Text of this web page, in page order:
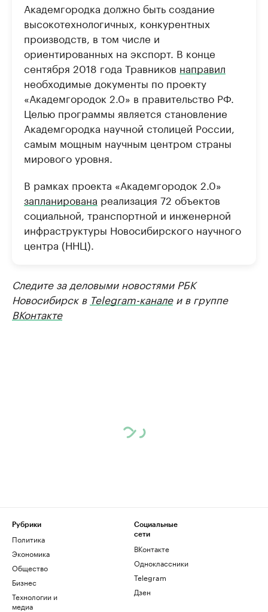
Академгородка должно быть создание
высокотехнологичных, конкурентных
производств, в том числе и
ориентированных на экспорт. В конце
сентября 2018 года Травников направил
необходимые документы по проекту
«Академгородок 2.0» в правительство РФ.
Целью программы является становление
Академгородка научной столицей России,
самым мощным научным центром страны
мирового уровня.
В рамках проекта «Академгородок 2.0»
запланирована реализация 72 объектов
социальной, транспортной и инженерной
инфраструктуры Новосибирского научного
центра (ННЦ).
Следите за деловыми новостями РБК
Новосибирск в Telegram-каналеи в группе
ВКонтакте
Рубрики
Политика
Экономика
Общество
Бизнес
Технологии и
медиа
Социальные
сети
ВКонтакте
Одноклассники
Telegram
Дзен